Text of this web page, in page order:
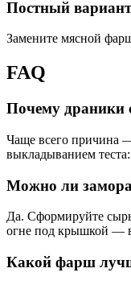
Постный вариант
Замените мясной
FAQ
Почему драники
Чаще всего причина —
выкладыванием
Можно ли
Да. Сформируйте
огне под крышкой —
Какой фарш